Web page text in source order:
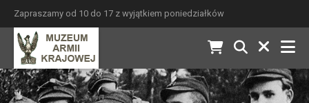
Zapraszamy od 10 do 17 z wyjątkiem poniedziałków